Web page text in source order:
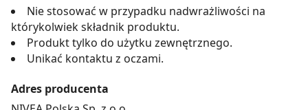
Nie stosować w przypadku nadwrażliwości na
którykolwiek składnik produktu.
Produkt tylko do użytku zewnętrznego.
Unikać kontaktu z oczami.
Adres producenta